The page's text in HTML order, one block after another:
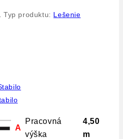
Typ produktu: Lešenie
A
Pracovná
výška
4,50
m